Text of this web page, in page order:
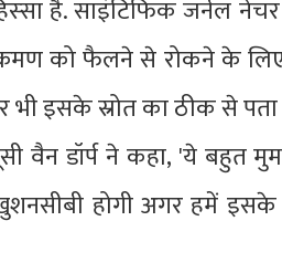
है. साइंटिफिक जर्नल
को फैलने से रोकने के लिए
इसके स्रोत का ठीक से पता
वैन डॉर्प ने कहा, 'ये बहुत
होगी अगर हमें